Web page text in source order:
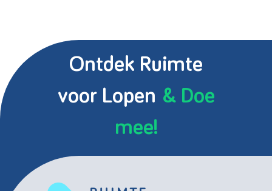
Ontdek Ruimte
voor Lopen & Doe
mee!